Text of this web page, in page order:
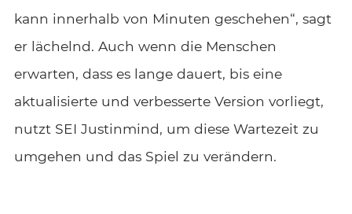
kann innerhalb von Minuten geschehen“, sagt
er lächelnd. Auch wenn die Menschen
erwarten, dass es lange dauert, bis eine
aktualisierte und verbesserte Version vorliegt,
nutzt SEI Justinmind, um diese Wartezeit zu
umgehen und das Spiel zu verändern.